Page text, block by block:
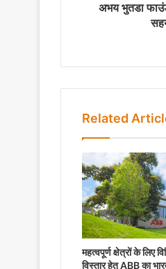
अभय भुतडा
Related
महत्वपूर्ण क्षेत्रों के लिए
विस्तार हेतु ABB का